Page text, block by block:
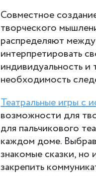
Совместное
творческого
распределяют
интерпретировать
индивидуальность
необходимость
Театральные игры с
возможности для
для пальчикового
каждом доме.
знакомые сказки, но
закрепить